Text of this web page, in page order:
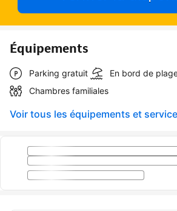
Équipements
Parking gratuit
En bord de
Chambres familiales
Voir tous les équipements et